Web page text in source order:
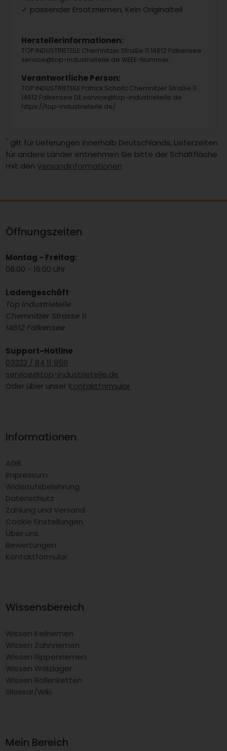
✓ passender Ersatzriemen, Kein Originalteil
Herstellerinformationen:
TOP INDUSTRIETEILE Chemnitzer Straße 11 14612 Falkensee
service@top-industrieteile.de WEEE-Nummer:
Verantwortliche Person:
TOP INDUSTRIETEILE Patrick Scholtz Chemnitzer Straße 11
14612 Falkensee DE service@top-industrieteile.de
https://top-industrieteile.de/
* gilt für Lieferungen innerhalb Deutschlands, Lieferzeiten
für andere Länder entnehmen Sie bitte der Schaltfläche
mit den Versandinformationen
Öffnungszeiten
Montag - Freitag:
08:00 - 16:00 Uhr
Ladengeschäft
Top Industrieteile
Chemnitzer Strasse 11
14612 Falkensee
Support-Hotline
03322 / 84 11 959
service@top-industrieteile.de
Oder über unser Kontaktformular
Informationen
AGB
Impressum
Widerrufsbelehrung
Datenschutz
Zahlung und Versand
Cookie Einstellungen
Über uns
Bewertungen
Kontaktformular
Wissensbereich
Wissen Keilriemen
Wissen Zahnriemen
Wissen Rippenriemen
Wissen Wälzlager
Wissen Rollenketten
Glossar/Wiki
Mein Bereich